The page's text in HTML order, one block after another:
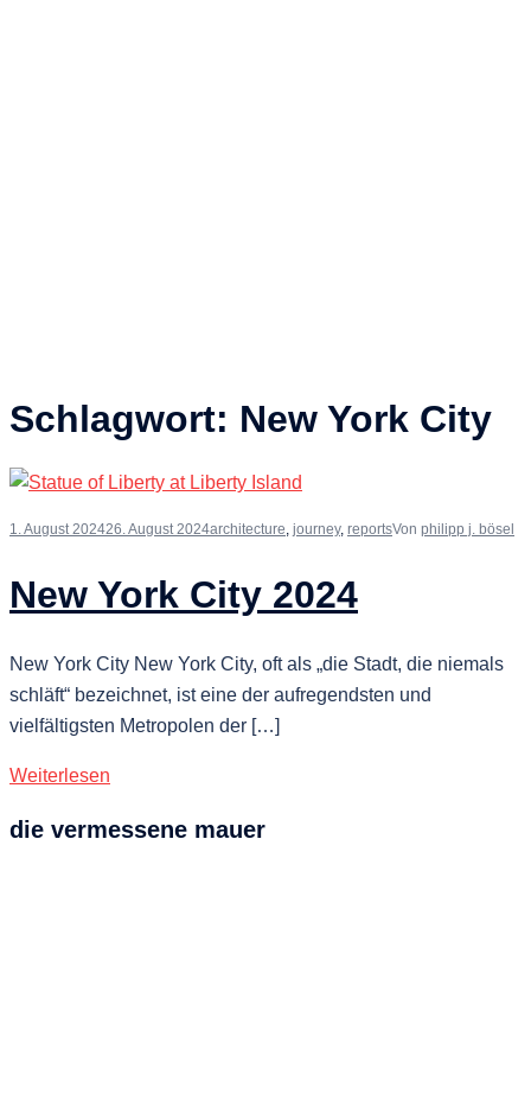
Schlagwort: New York City
1. August 202426. August 2024architecture, journey, reportsVon philipp j. bösel
New York City 2024
New York City New York City, oft als „die Stadt, die niemals
schläft“ bezeichnet, ist eine der aufregendsten und
vielfältigsten Metropolen der […]
Weiterlesen
die vermessene mauer